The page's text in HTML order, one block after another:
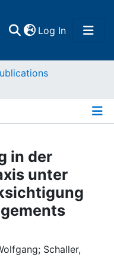
Log In(current)
in der
unter
Schaller,